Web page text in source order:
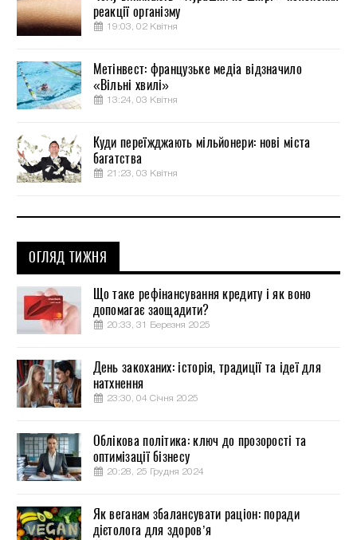
реакції організму
19:03, 02 Квітня
Метінвест: французьке медіа відзначило
«Вільні хвилі»
13:24, 03 Квітня
Куди переїжджають мільйонери: нові міста
багатства
21:23, 03 Квітня
ОГЛЯД ТИЖНЯ
Що таке рефінансування кредиту і як воно
допомагає заощадити?
20:33, 31 Березня 2025
День закоханих: історія, традиції та ідеї для
натхнення
23:30, 04 Січня 2025
Облікова політика: ключ до прозорості та
оптимізації бізнесу
20:28, 25 Грудня 2024
Як веганам збалансувати раціон: поради
дієтолога для здоров’я